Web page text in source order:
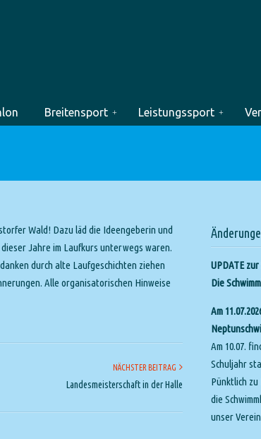
Breitensport Leistungssport
Wald! Dazu läd die Ideengeberin und
Jahre im Laufkurs unterwegs waren.
durch alte Laufgeschichten ziehen
Alle organisatorischen Hinweise
NÄCHSTER BEITRAG
Landesmeisterschaft in der Halle
UPDATE
Die
Am
Am 10.07.
Schuljahr
Pünktlich zu
die
unser